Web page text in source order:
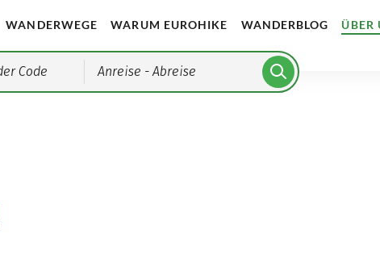
WANDERWEGE WARUM EUROHIKE WANDERBLOG ÜBER
Anreise - Abreise